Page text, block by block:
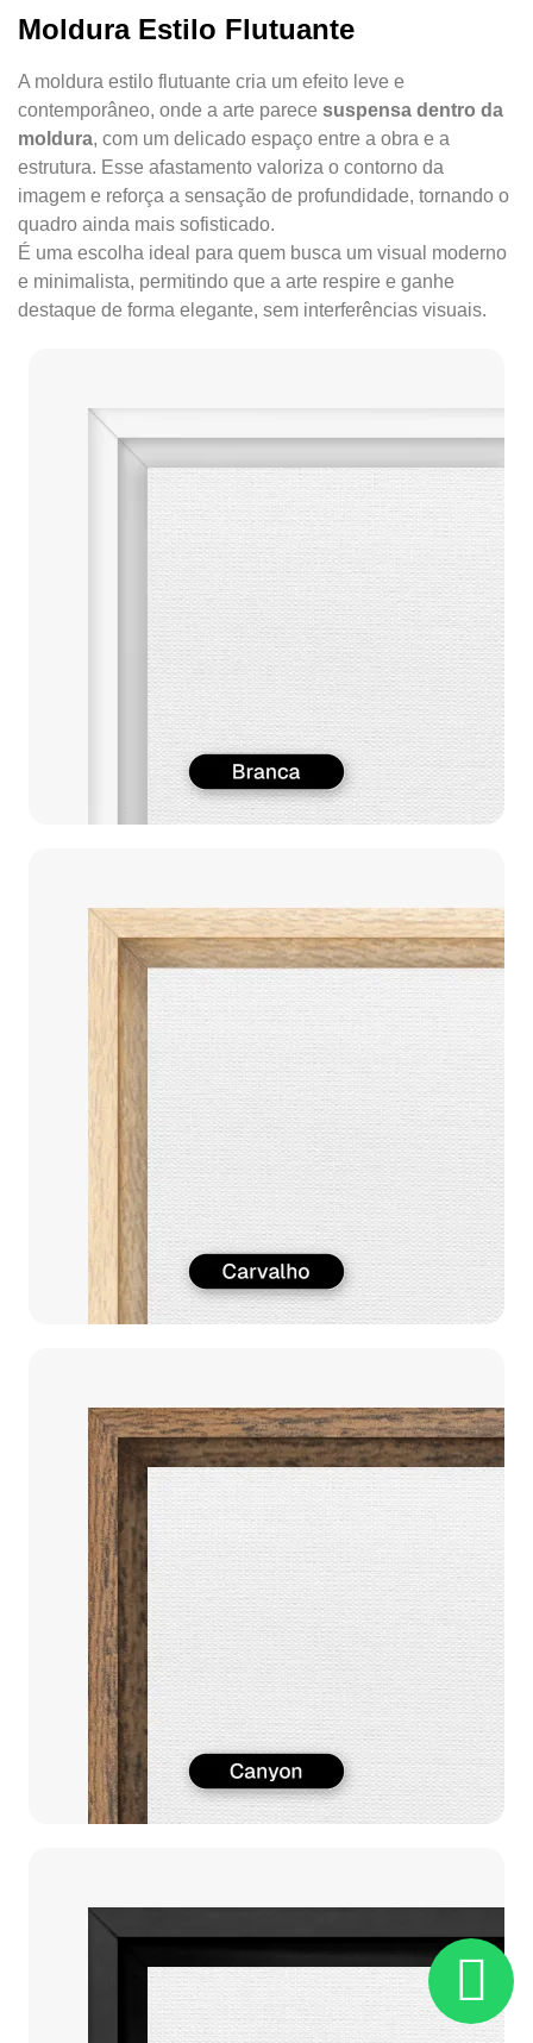
Moldura Estilo Flutuante
A moldura estilo flutuante cria um efeito leve e
contemporâneo, onde a arte parece suspensa dentro da
moldura, com um delicado espaço entre a obra e a
estrutura. Esse afastamento valoriza o contorno da
imagem e reforça a sensação de profundidade, tornando o
quadro ainda mais sofisticado.
É uma escolha ideal para quem busca um visual moderno
e minimalista, permitindo que a arte respire e ganhe
destaque de forma elegante, sem interferências visuais.